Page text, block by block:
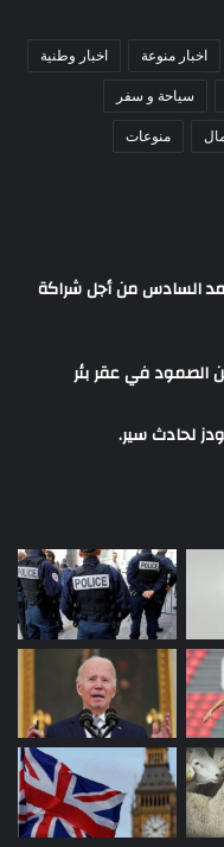
اخبار منوعة اخبار وطنية
سياحة و سفر
منوعات
السادس من أجل شراكة
الصمود في عقر بئر
لحادث سير.